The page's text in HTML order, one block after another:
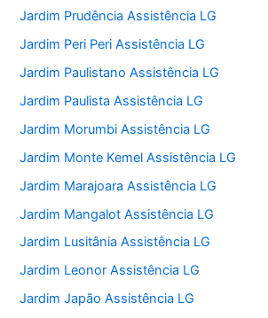
Jardim Prudência Assistência LG
Jardim Peri Peri Assistência LG
Jardim Paulistano Assistência LG
Jardim Paulista Assistência LG
Jardim Morumbi Assistência LG
Jardim Monte Kemel Assistência LG
Jardim Marajoara Assistência LG
Jardim Mangalot Assistência LG
Jardim Lusitânia Assistência LG
Jardim Leonor Assistência LG
Jardim Japão Assistência LG